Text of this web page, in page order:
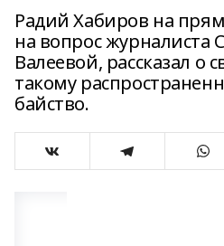
Радий Хабиров на
на вопрос журналиста
Валеевой, рассказал о
такому
байство.